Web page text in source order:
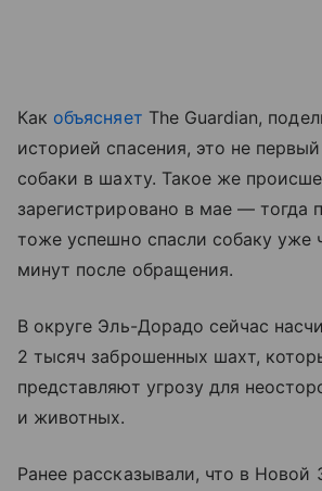
Как объясняет The Guardian,
историей спасения, это не
собаки в шахту. Такое же
зарегистрировано в мае — тогда
тоже успешно спасли собаку уже
минут после обращения.
В округе Эль-Дорадо сейчас
2 тысяч заброшенных шахт,
представляют угрозу для
и животных.
Ранее рассказывали, что в Новой